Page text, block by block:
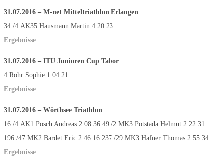
31.07.2016 – M-net Mitteltriathlon Erlangen
34./4.AK35 Hausmann Martin 4:20:23
Ergebnisse
31.07.2016 – ITU Junioren Cup Tabor
4.Rohr Sophie 1:04:21
Ergebnisse
31.07.2016 – Wörthsee Triathlon
16./4.AK1 Posch Andreas 2:08:36 49./2.MK3 Potstada Helmut 2:22:31
196./47.MK2 Bardet Eric 2:46:16 237./29.MK3 Hafner Thomas 2:55:34
Ergebnisse